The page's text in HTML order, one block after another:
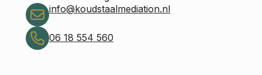
info@koudstaalmediation.nl
06 18 554 560